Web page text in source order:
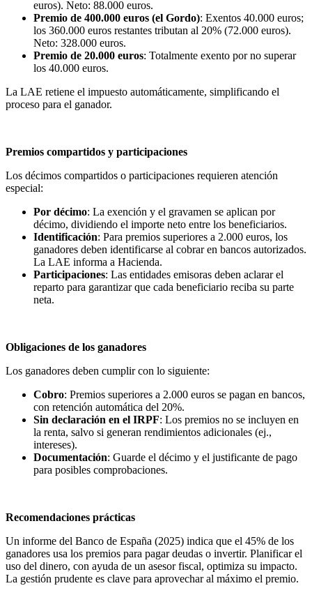
euros). Neto: 88.000 euros.
Premio de 400.000 euros (el Gordo): Exentos 40.000 euros;
los 360.000 euros restantes tributan al 20% (72.000 euros).
Neto: 328.000 euros.
Premio de 20.000 euros: Totalmente exento por no superar
los 40.000 euros.
La LAE retiene el impuesto automáticamente, simplificando el
proceso para el ganador.
Premios compartidos y participaciones
Los décimos compartidos o participaciones requieren atención
especial:
Por décimo: La exención y el gravamen se aplican por
décimo, dividiendo el importe neto entre los beneficiarios.
Identificación: Para premios superiores a 2.000 euros, los
ganadores deben identificarse al cobrar en bancos autorizados.
La LAE informa a Hacienda.
Participaciones: Las entidades emisoras deben aclarar el
reparto para garantizar que cada beneficiario reciba su parte
neta.
Obligaciones de los ganadores
Los ganadores deben cumplir con lo siguiente:
Cobro: Premios superiores a 2.000 euros se pagan en bancos,
con retención automática del 20%.
Sin declaración en el IRPF: Los premios no se incluyen en
la renta, salvo si generan rendimientos adicionales (ej.,
intereses).
Documentación: Guarde el décimo y el justificante de pago
para posibles comprobaciones.
Recomendaciones prácticas
Un informe del Banco de España (2025) indica que el 45% de los
ganadores usa los premios para pagar deudas o invertir. Planificar el
uso del dinero, con ayuda de un asesor fiscal, optimiza su impacto.
La gestión prudente es clave para aprovechar al máximo el premio.